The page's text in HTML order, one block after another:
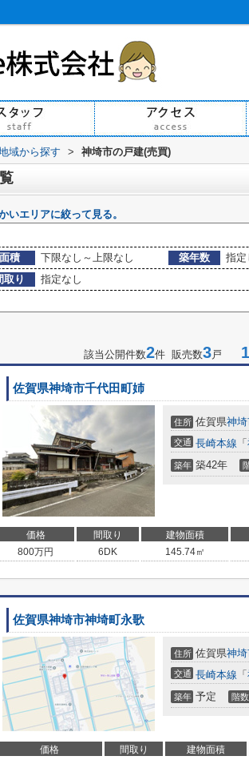
域から探す > 神埼市の戸建(売買)
いエリアに絞って見る。
面積 下限なし～上限なし 築年数
指定
取り
指定なし
該当公開件数2件 販売数3戸
佐賀県神埼市千代田町姉
住所 佐賀県神
交通 長崎本線 「
築年 築42年
価格 間取り 建物面積
800万円 6DK 145.74㎡
佐賀県神埼市神埼町永歌
住所 佐賀県神
交通 長崎本線 「
築年 予定 階数
価格 間取り 建物面積